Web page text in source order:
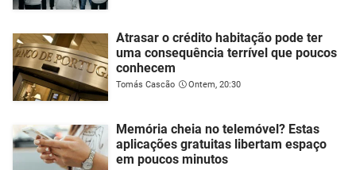
Atrasar o crédito habitação pode ter
uma consequência terrível que poucos
conhecem
Tomás Cascão Ontem, 20:30
Memória cheia no telemóvel? Estas
aplicações gratuitas libertam espaço
em poucos minutos